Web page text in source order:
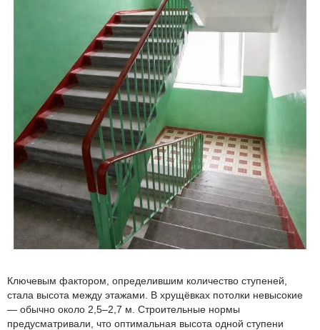
Ключевым фактором, определившим количество ступеней,
стала высота между этажами. В хрущёвках потолки невысокие
— обычно около 2,5–2,7 м. Строительные нормы
предусматривали, что оптимальная высота одной ступени